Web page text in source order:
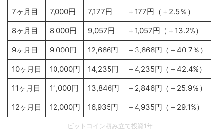
7ヶ月目 7,000円 7,177円 ＋177円（＋2.5％）
8ヶ月目 8,000円 9,057円 ＋1,057円（＋13.2%）
9ヶ月目 9,000円 12,666円 ＋3,666円（＋40.7％）
10ヶ月目 10,000円 14,235円 ＋4,235円（＋42.4%）
11ヶ月目 11,000円 13,846円 ＋2,846円（＋25.9％）
12ヶ月目 12,000円 16,935円 ＋4,935円（＋29.1%）
ビットコイン積み立て投資1年